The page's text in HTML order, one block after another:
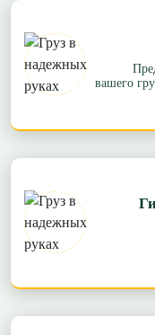
вашего